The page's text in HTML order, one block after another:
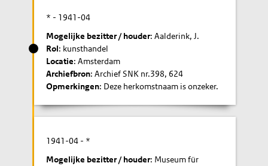
* - 1941-04
Mogelijke bezitter / houder: Aalderink, J.
Rol: kunsthandel
Locatie: Amsterdam
Archiefbron: Archief SNK nr.398, 624
Opmerkingen: Deze herkomstnaam is onzeker.
1941-04 - *
Mogelijke bezitter / houder: Museum für